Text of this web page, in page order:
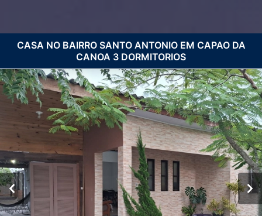
CASA NO BAIRRO SANTO ANTONIO EM CAPAO DA
CANOA 3 DORMITORIOS